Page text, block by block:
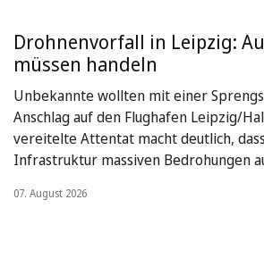
Drohnenvorfall in Leipzig:
müssen handeln
Unbekannte wollten mit einer
Anschlag auf den Flughafen Leipzig/
vereitelte Attentat macht deutlich,
Infrastruktur massiven Bedrohungen
07. August 2026